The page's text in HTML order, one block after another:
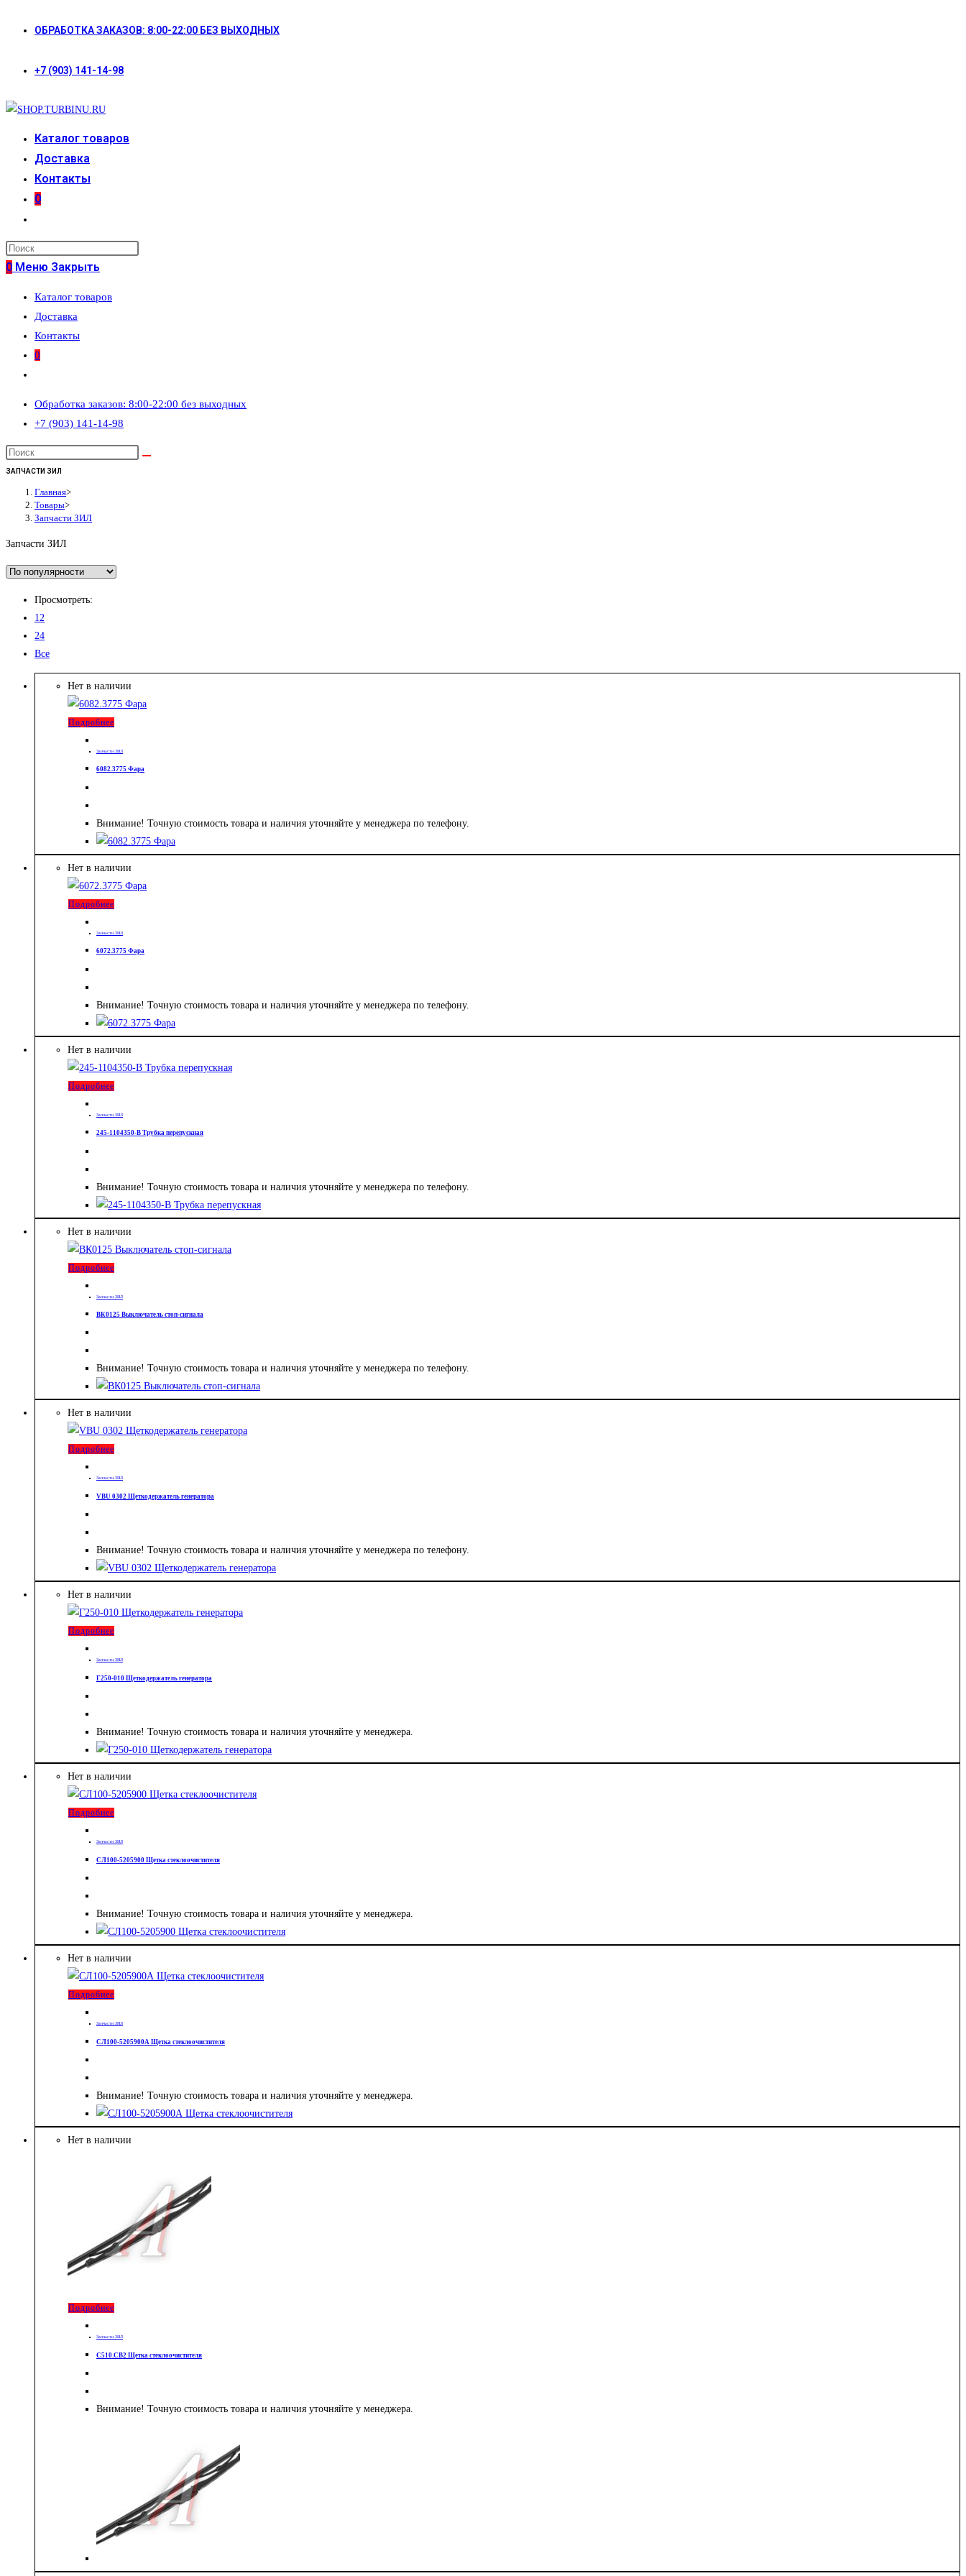
ОБРАБОТКА ЗАКАЗОВ: 8:00-22:00 БЕЗ ВЫХОДНЫХ
+7 (903) 141-14-98
Каталог товаров
Доставка
Контакты
0
поиск
по
сайту
0 Меню Закрыть
Каталог товаров
Доставка
Контакты
0
по
веб-
сайту
Обработка заказов: 8:00-22:00 без выходных
+7 (903) 141-14-98
ЗАПЧАСТИ ЗИЛ
Главная>
Товары>
Запчасти ЗИЛ
Запчасти ЗИЛ
Просмотреть:
12
24
Все
Нет в наличии
Подробнее
Запчасти ЗИЛ
6082.3775 Фара
Внимание! Точную стоимость товара и наличия уточняйте у менеджера по телефону.
Нет в наличии
Подробнее
Запчасти ЗИЛ
6072.3775 Фара
Внимание! Точную стоимость товара и наличия уточняйте у менеджера по телефону.
Нет в наличии
Подробнее
Запчасти ЗИЛ
245-1104350-В Трубка перепускная
Внимание! Точную стоимость товара и наличия уточняйте у менеджера по телефону.
Нет в наличии
Подробнее
Запчасти ЗИЛ
ВК0125 Выключатель стоп-сигнала
Внимание! Точную стоимость товара и наличия уточняйте у менеджера по телефону.
Нет в наличии
Подробнее
Запчасти ЗИЛ
VBU 0302 Щеткодержатель генератора
Внимание! Точную стоимость товара и наличия уточняйте у менеджера по телефону.
Нет в наличии
Подробнее
Запчасти ЗИЛ
Г250-010 Щеткодержатель генератора
Внимание! Точную стоимость товара и наличия уточняйте у менеджера.
Нет в наличии
Подробнее
Запчасти ЗИЛ
СЛ100-5205900 Щетка стеклоочистителя
Внимание! Точную стоимость товара и наличия уточняйте у менеджера.
Нет в наличии
Подробнее
Запчасти ЗИЛ
СЛ100-5205900А Щетка стеклоочистителя
Внимание! Точную стоимость товара и наличия уточняйте у менеджера.
Нет в наличии
Подробнее
Запчасти ЗИЛ
С510.СВ2 Щетка стеклоочистителя
Внимание! Точную стоимость товара и наличия уточняйте у менеджера.